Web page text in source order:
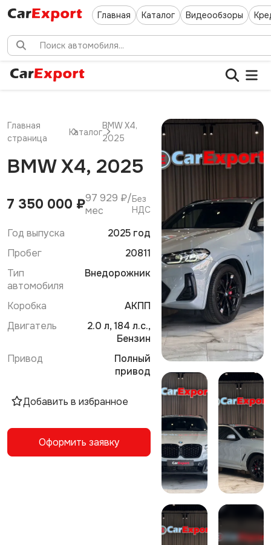
Главная Каталог Видеообзоры
Главная
страница
Каталог
BMW X4,
2025
BMW X4, 2025
7 350 000 ₽97 929 ₽/
мес
Без
НДС
Год выпуска
2025 год
Пробег
20811
Тип
автомобиля
Внедорожник
Коробка
АКПП
Двигатель
2.0 л, 184 л.с.,
Бензин
Привод
Полный
привод
Добавить в избранное
Оформить заявку